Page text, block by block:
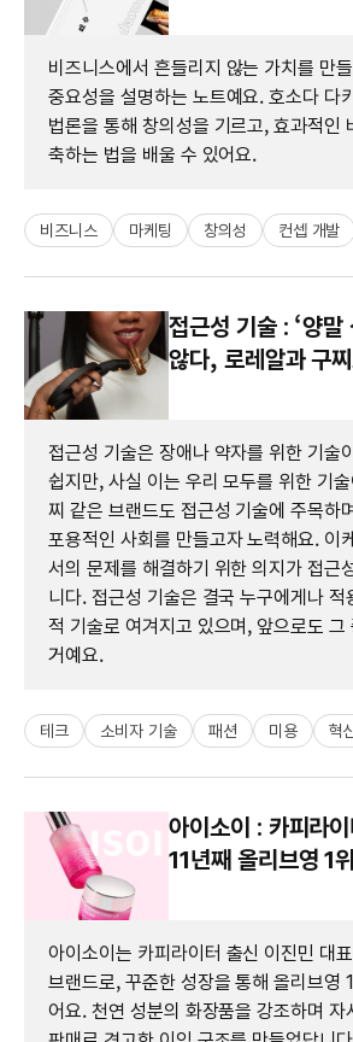
비즈니스에서 흔들리지 않는 가치를 만
중요성을 설명하는 노트예요. 호소다 다
법론을 통해 창의성을 기르고, 효과적인
축하는 법을 배울 수 있어요.
비즈니스 마케팅 창의성 컨셉 개발
접근성 기술 : ‘양말
않다, 로레알과 구
접근성 기술은 장애나 약자를 위한 기술
쉽지만, 사실 이는 우리 모두를 위한 기
찌 같은 브랜드도 접근성 기술에 주목하
포용적인 사회를 만들고자 노력해요. 이
서의 문제를 해결하기 위한 의지가 접근
니다. 접근성 기술은 결국 누구에게나 적
적 기술로 여겨지고 있으며, 앞으로도 그
거예요.
테크 소비자 기술 패션 미용 혁
아이소이 : 카피라
11년째 올리브영 1
아이소이는 카피라이터 출신 이진민 대
브랜드로, 꾸준한 성장을 통해 올리브영
어요. 천연 성분의 화장품을 강조하며 자